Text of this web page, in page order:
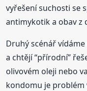
vyřešení suchosti se
antimykotik a obav z
Druhý scénář
a chtějí “přírodní”
olivovém oleji nebo
kondomu je problém